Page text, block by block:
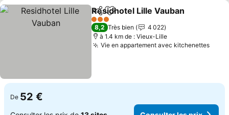
PartagerAjouter à mes favoris
Residhotel Lille Vauban
3 Étoiles
8,2 Très bien
4 022
à 1.4 km de : Vieux-Lille
Vie en appartement avec kitchenettes
De 52 €